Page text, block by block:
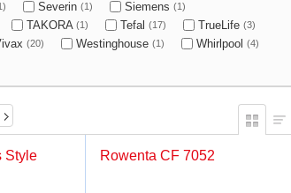
Severin (1) Siemens (1)
TAKORA (1) Tefal (17) TrueLife (3)
(20) Westinghouse (1) Whirlpool (4)
Style
Rowenta CF 7052